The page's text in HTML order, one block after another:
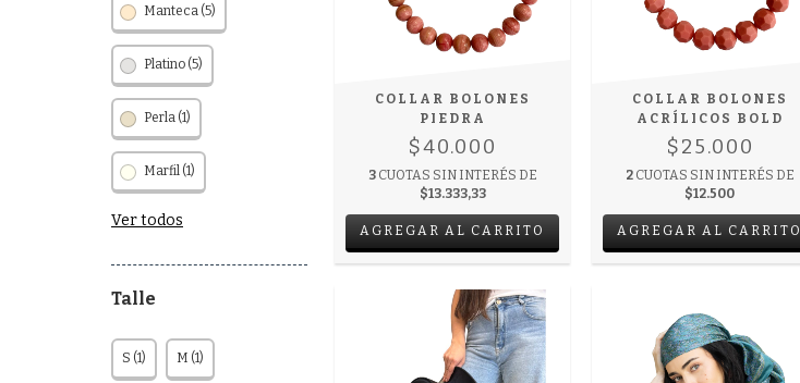
Manteca (5)
Platino (5)
Perla (1)
Marfil (1)
Ver todos
Talle
S (1) M (1)
COLLAR BOLONES
PIEDRA
$40.000
3 CUOTAS SIN INTERÉS DE
$13.333,33
AGREGAR AL CARRITO
COLLAR BOLONES
ACRÍLICOS BOLD
$25.000
2 CUOTAS SIN INTERÉS DE
$12.500
AGREGAR AL CARRITO